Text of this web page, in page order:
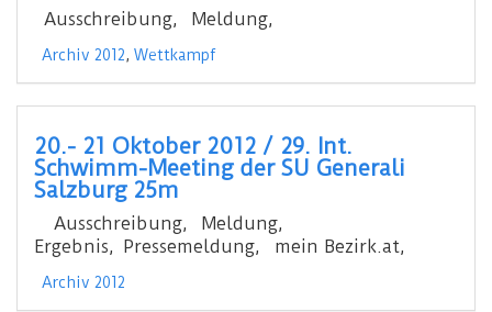
Ausschreibung, Meldung,
Archiv 2012, Wettkampf
20.- 21 Oktober 2012 / 29. Int.
Schwimm-Meeting der SU Generali
Salzburg 25m
Ausschreibung, Meldung,
Ergebnis, Pressemeldung, mein Bezirk.at,
Archiv 2012